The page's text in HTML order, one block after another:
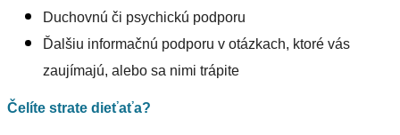
Duchovnú či psychickú podporu
Ďalšiu informačnú podporu v otázkach, ktoré vás
zaujímajú, alebo sa nimi trápite
Čelíte strate dieťaťa?